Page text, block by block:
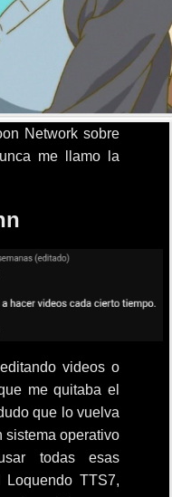
Network sobre
me llamo la
videos o
me quitaba el
que lo vuelva
sistema operativo
todas esas
Loquendo TTS7,